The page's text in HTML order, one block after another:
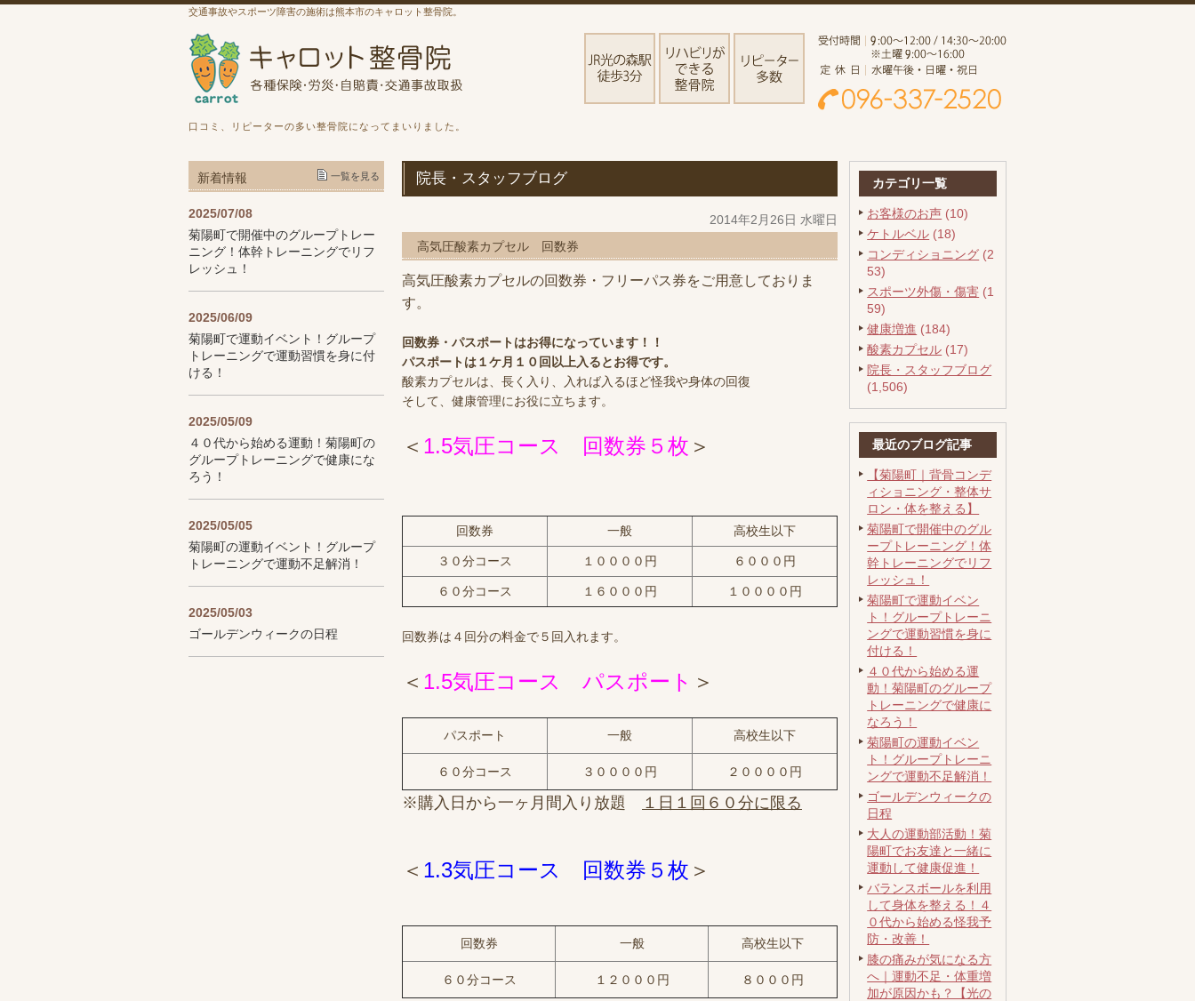
交通事故やスポーツ障害の施術は熊本市のキャロット整骨院。
口コミ、リピーターの多い整骨院になってまいりました。
院長・スタッフブログ
2014年2月26日 水曜日
高気圧酸素カプセル 回数券
高気圧酸素カプセルの回数券・フリーパス券をご用意しておりま
す。
回数券・パスポートはお得になっています！！
パスポートは１ケ月１０回以上入るとお得です。
酸素カプセルは、長く入り、入れば入るほど怪我や身体の回復
そして、健康管理にお役に立ちます。
＜ 1.5気圧コース 回数券５枚 ＞
回数券 一般 高校生以下
３０分コース １００００円 ６０００円
６０分コース １６０００円 １００００円
回数券は４回分の料金で５回入れます。
＜ 1.5気圧コース パスポート ＞
パスポート 一般 高校生以下
６０分コース ３００００円 ２００００円
※購入日から一ヶ月間入り放題 １日１回６０分に限る
＜ 1.3気圧コース 回数券５枚 ＞
回数券 一般 高校生以下
６０分コース １２０００円 ８０００円
カテゴリ一覧
お客様のお声 (10)
ケトルベル (18)
コンディショニング (2
53)
スポーツ外傷・傷害 (1
59)
健康増進 (184)
酸素カプセル (17)
院長・スタッフブログ
(1,506)
最近のブログ記事
【菊陽町｜背骨コンデ
ィショニング・整体サ
ロン・体を整える】
菊陽町で開催中のグル
ープトレーニング！体
幹トレーニングでリフ
レッシュ！
菊陽町で運動イベン
ト！グループトレーニ
ングで運動習慣を身に
付ける！
４０代から始める運
動！菊陽町のグループ
トレーニングで健康に
なろう！
菊陽町の運動イベン
ト！グループトレーニ
ングで運動不足解消！
ゴールデンウィークの
日程
大人の運動部活動！菊
陽町でお友達と一緒に
運動して健康促進！
バランスボールを利用
して身体を整える！４
０代から始める怪我予
防・改善！
膝の痛みが気になる方
へ｜運動不足・体重増
加が原因かも？【光の
新着情報 一覧を見る
2025/07/08
菊陽町で開催中のグループトレー
ニング！体幹トレーニングでリフ
レッシュ！
2025/06/09
菊陽町で運動イベント！グループ
トレーニングで運動習慣を身に付
ける！
2025/05/09
４０代から始める運動！菊陽町の
グループトレーニングで健康にな
ろう！
2025/05/05
菊陽町の運動イベント！グループ
トレーニングで運動不足解消！
2025/05/03
ゴールデンウィークの日程